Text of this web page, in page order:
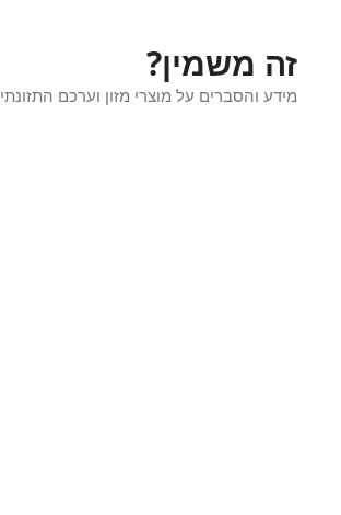
זה משמין?
מידע והסברים על מוצרי מזון וערכם התזונתי